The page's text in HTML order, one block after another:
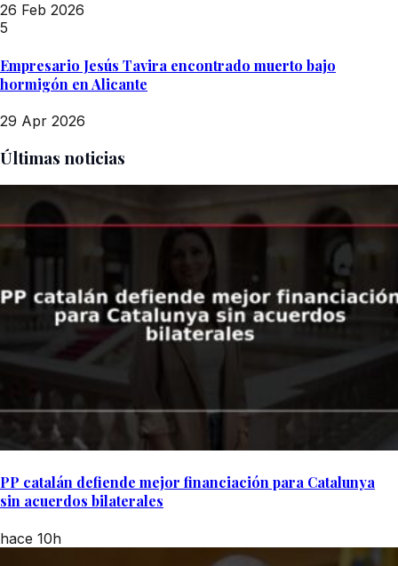
26 Feb 2026
5
Empresario Jesús Tavira encontrado muerto bajo
hormigón en Alicante
29 Apr 2026
Últimas noticias
PP catalán defiende mejor financiación para Catalunya
sin acuerdos bilaterales
hace 10h